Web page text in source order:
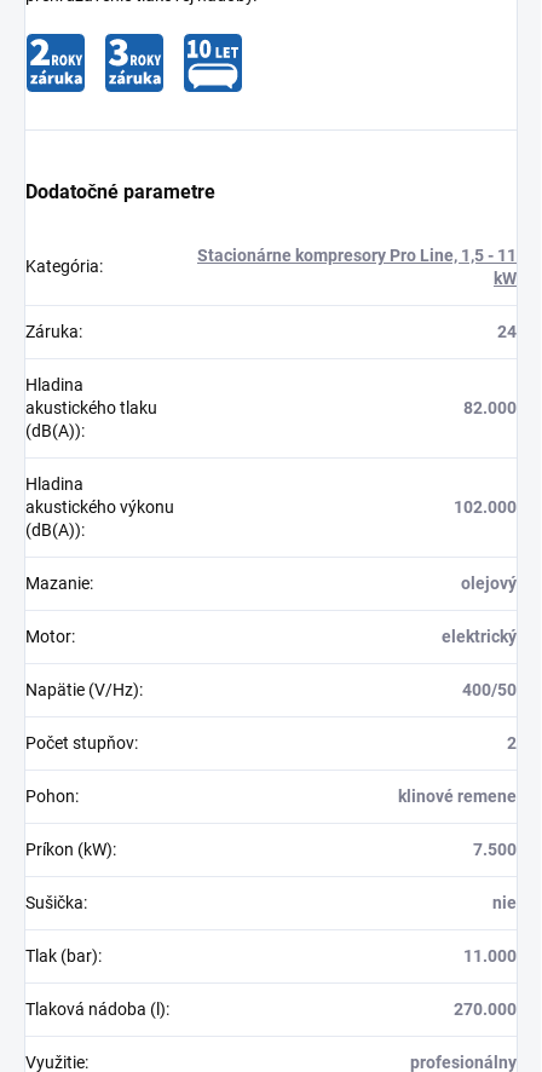
Dodatočné parametre
Kategória:
Stacionárne kompresory Pro Line, 1,5 - 11
kW
Záruka: 24
Hladina
akustického tlaku
(dB(A)):
82.000
Hladina
akustického výkonu
(dB(A)):
102.000
Mazanie: olejový
Motor: elektrický
Napätie (V/Hz): 400/50
Počet stupňov: 2
Pohon: klinové remene
Príkon (kW): 7.500
Sušička: nie
Tlak (bar): 11.000
Tlaková nádoba (l): 270.000
Využitie: profesionálny